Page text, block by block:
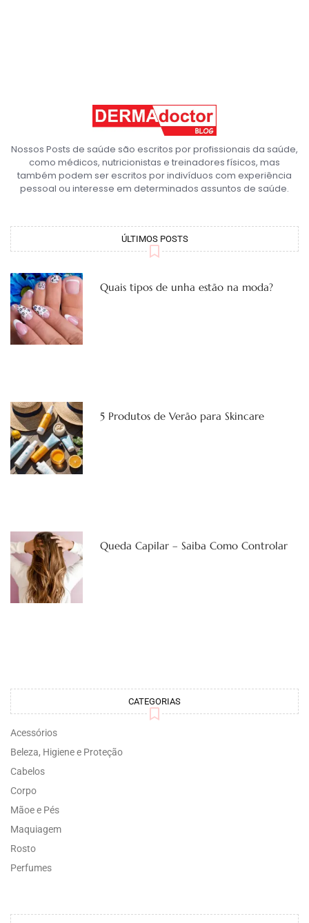
Nossos Posts de saúde são escritos por profissionais da saúde,
como médicos, nutricionistas e treinadores físicos, mas
também podem ser escritos por indivíduos com experiência
pessoal ou interesse em determinados assuntos de saúde.
ÚLTIMOS POSTS
Quais tipos de unha estão na moda?
5 Produtos de Verão para Skincare
Queda Capilar – Saiba Como Controlar
CATEGORIAS
Acessórios
Beleza, Higiene e Proteção
Cabelos
Corpo
Mãoe e Pés
Maquiagem
Rosto
Perfumes